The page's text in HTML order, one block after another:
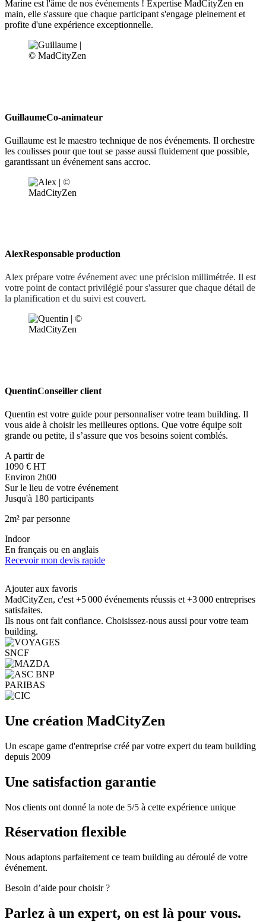
Marine est l'âme de nos événements ! Expertise MadCityZen en
main, elle s'assure que chaque participant s'engage pleinement et
profite d'une expérience exceptionnelle.
GuillaumeCo-animateur
Guillaume est le maestro technique de nos événements. Il orchestre
les coulisses pour que tout se passe aussi fluidement que possible,
garantissant un événement sans accroc.
AlexResponsable production
Alex prépare votre événement avec une précision millimétrée. Il est
votre point de contact privilégié pour s'assurer que chaque détail de
la planification et du suivi est couvert.
QuentinConseiller client
Quentin est votre guide pour personnaliser votre team building. Il
vous aide à choisir les meilleures options. Que votre équipe soit
grande ou petite, il s’assure que vos besoins soient comblés.
A partir de
1090 € HT
Environ 2h00
Sur le lieu de votre événement
Jusqu'à 180 participants
2m² par personne
Indoor
En français ou en anglais
Recevoir mon devis rapide
Ajouter aux favoris
MadCityZen, c'est +5 000 événements réussis et +3 000 entreprises
satisfaites.
Ils nous ont fait confiance. Choisissez-nous aussi pour votre team
building.
Une création MadCityZen
Un escape game d'entreprise créé par votre expert du team building
depuis 2009
Une satisfaction garantie
Nos clients ont donné la note de 5/5 à cette expérience unique
Réservation flexible
Nous adaptons parfaitement ce team building au déroulé de votre
événement.
Besoin d’aide pour choisir ?
Parlez à un expert, on est là pour vous.